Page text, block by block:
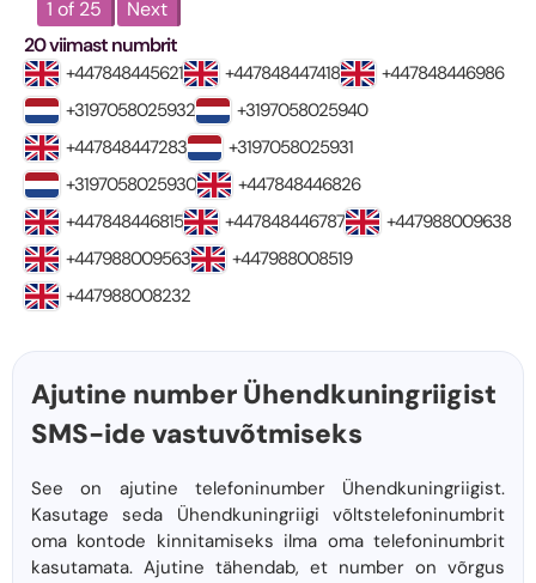
1 of 25
Next
20 viimast numbrit
+447848445621 +447848447418
+447848446986
+3197058025932
+3197058025940
+447848447283
+3197058025931
+3197058025930
+447848446826
+447848446815
+447848446787
+447988009638
+447988009563
+447988008519
+447988008232
Ajutine number Ühendkuningriigist
SMS-ide vastuvõtmiseks
See on ajutine telefoninumber Ühendkuningriigist.
Kasutage seda Ühendkuningriigi võltstelefoninumbrit
oma kontode kinnitamiseks ilma oma telefoninumbrit
kasutamata. Ajutine tähendab, et number on võrgus